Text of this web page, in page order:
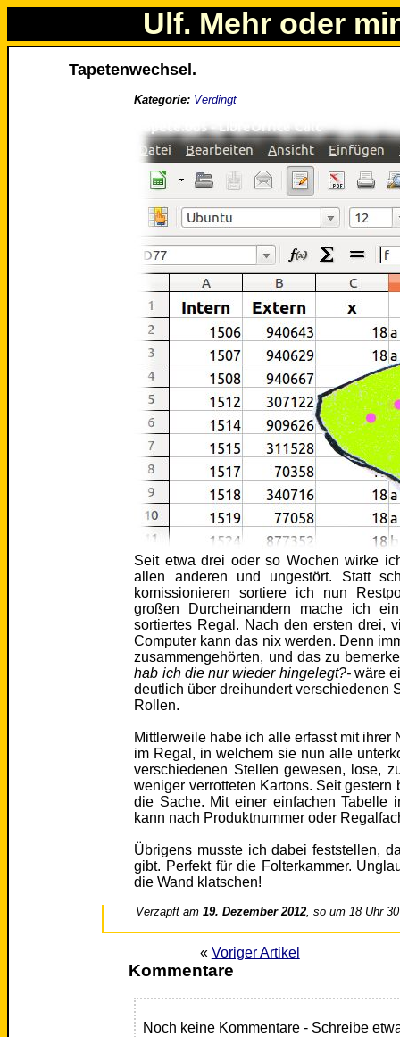
Ulf. Mehr oder
Tapetenwechsel.
Kategorie: Verdingt
Seit etwa drei oder so Wochen wirke
allen anderen und ungestört. Statt
komissionieren sortiere ich nun
großen Durcheinandern mache ich
sortiertes Regal. Nach den ersten drei,
Computer kann das nix werden. Denn
zusammengehörten, und das zu
hab ich die nur wieder hingelegt?-wäre
deutlich über dreihundert verschiedenen
Rollen.
Mittlerweile habe ich alle erfasst mit
im Regal, in welchem sie nun alle
verschiedenen Stellen gewesen, lose,
weniger verrotteten Kartons. Seit
die Sache. Mit einer einfachen Tabelle
kann nach Produktnummer oder
Übrigens musste ich dabei feststellen,
gibt. Perfekt für die Folterkammer.
die Wand klatschen!
Verzapft am19. Dezember 2012, so um 18 Uhr 30
« Voriger Artikel
Kommentare
Noch keine Kommentare - Schreibe